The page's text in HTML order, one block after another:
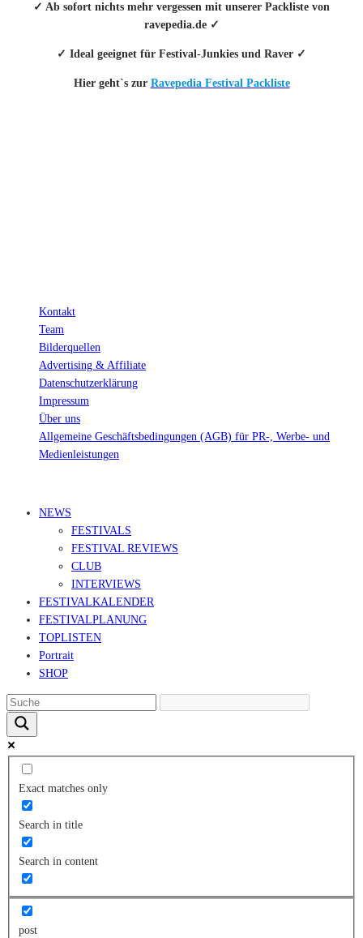
✓ Ab sofort nichts mehr vergessen mit unserer Packliste von
ravepedia.de ✓
✓ Ideal geeignet für Festival-Junkies und Raver ✓
Hier geht`s zur Ravepedia Festival Packliste
Kontakt
Team
Bilderquellen
Advertising & Affiliate
Datenschutzerklärung
Impressum
Über uns
Allgemeine Geschäftsbedingungen (AGB) für PR-, Werbe- und
Medienleistungen
NEWS
FESTIVALS
FESTIVAL REVIEWS
CLUB
INTERVIEWS
FESTIVALKALENDER
FESTIVALPLANUNG
TOPLISTEN
Portrait
SHOP
Exact matches only
Search in title
Search in content
post